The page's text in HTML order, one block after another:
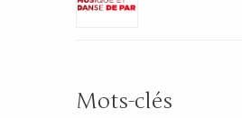
Mots-clés